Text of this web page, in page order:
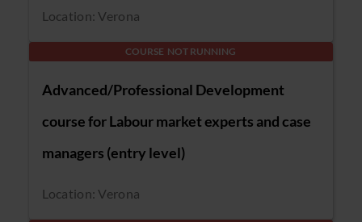
Location: Verona
COURSE NOT RUNNING
Advanced/Professional Development
course for Labour market experts and case
managers (entry level)
Location: Verona